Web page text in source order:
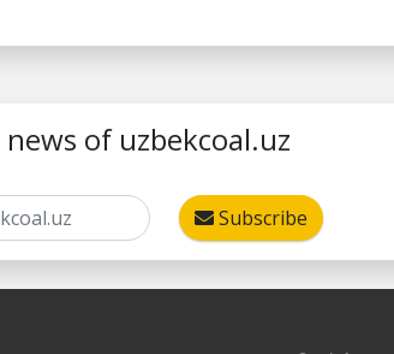
of uzbekcoal.uz
Subscribe